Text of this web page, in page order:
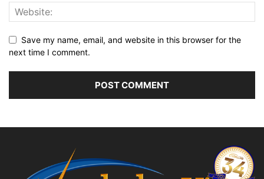
Save my name, email, and website in this browser for the
next time I comment.